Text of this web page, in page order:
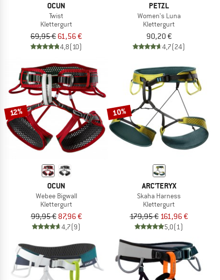
OCUN
Twist
Klettergurt
69,95 € 61,56 €
4,8(10)
PETZL
Women's Luna
Klettergurt
90,20 €
4,7(24)
12%
OCUN
Webee Bigwall
Klettergurt
99,95 € 87,96 €
4,7(9)
10%
ARC'TERYX
Skaha Harness
Klettergurt
179,95 € 161,96 €
5,0(1)